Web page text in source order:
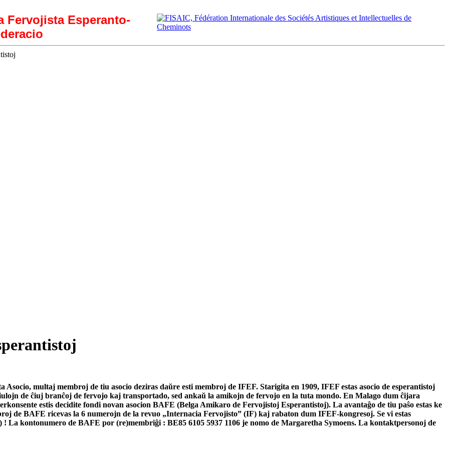
Fervojista Esperanto-
multaj membroj de tiu asocio deziras daŭre esti membroj de IFEF. Starigita en 1909, IFEF estas asocio de esperantistoj
de ĉiuj branĉoj de fervojo kaj transportado, sed ankaŭ la amikojn de fervojo en la tuta mondo. En Malago dum ĉijara
estis decidite fondi novan asocion BAFE (Belga Amikaro de Fervojistoj Esperantistoj). La avantaĝo de tiu paŝo estas ke
de BAFE ricevas la 6 numerojn de la revuo „Internacia Fervojisto” (IF) kaj rabaton dum IFEF-kongresoj. Se vi estas
kontonumero de BAFE por (re)membriĝi : BE85 6105 5937 1106 je nomo de Margaretha Symoens. La kontaktpersonoj de